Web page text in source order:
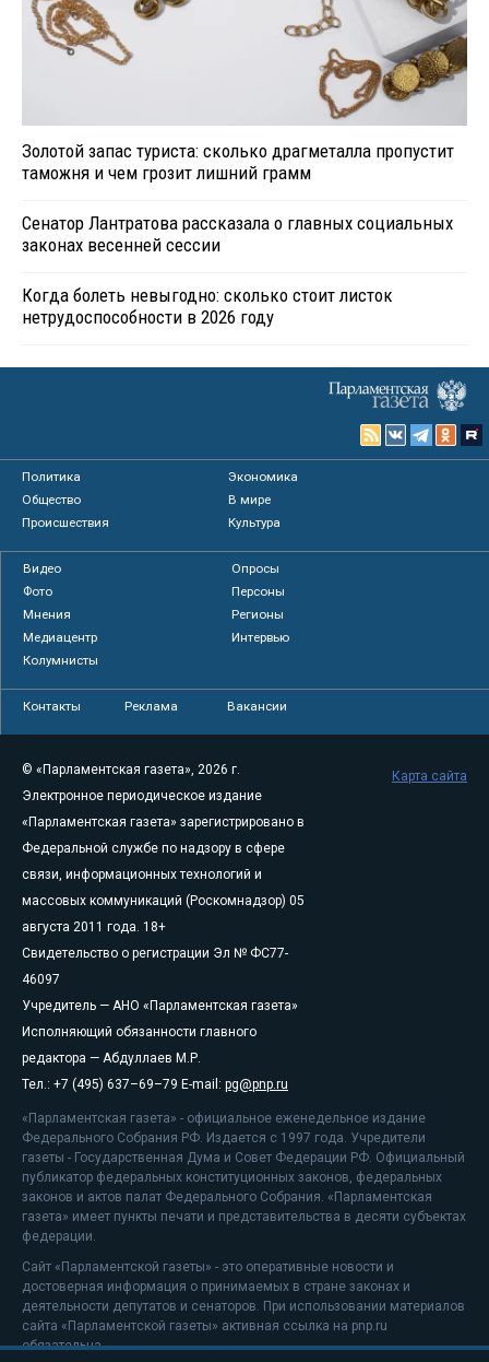
Золотой запас туриста: сколько драгметалла пропустит
таможня и чем грозит лишний грамм
Сенатор Лантратова рассказала о главных социальных
законах весенней сессии
Когда болеть невыгодно: сколько стоит листок
нетрудоспособности в 2026 году
Политика
Экономика
Общество
В мире
Происшествия
Культура
Видео
Опросы
Фото
Персоны
Мнения
Регионы
Медиацентр
Интервью
Колумнисты
Контакты Реклама Вакансии
© «Парламентская газета», 2026 г.
Электронное периодическое издание
«Парламентская газета» зарегистрировано в
Федеральной службе по надзору в сфере
связи, информационных технологий и
массовых коммуникаций (Роскомнадзор) 05
августа 2011 года. 18+
Свидетельство о регистрации Эл № ФС77-
46097
Учредитель — АНО «Парламентская газета»
Исполняющий обязанности главного
редактора — Абдуллаев М.Р.
Тел.: +7 (495) 637–69–79 E-mail: pg@pnp.ru
«Парламентская газета» - официальное еженедельное издание
Федерального Собрания РФ. Издается с 1997 года. Учредители
газеты - Государственная Дума и Совет Федерации РФ. Официальный
публикатор федеральных конституционных законов, федеральных
законов и актов палат Федерального Собрания. «Парламентская
газета» имеет пункты печати и представительства в десяти субъектах
федерации.
Сайт «Парламентской газеты» - это оперативные новости и
достоверная информация о принимаемых в стране законах и
деятельности депутатов и сенаторов. При использовании материалов
сайта «Парламентской газеты» активная ссылка на pnp.ru
обязательна.
Карта сайта